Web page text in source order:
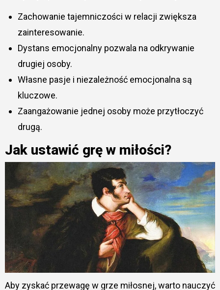
Zachowanie tajemniczości w relacji zwiększa
zainteresowanie.
Dystans emocjonalny pozwala na odkrywanie
drugiej osoby.
Własne pasje i niezależność emocjonalna są
kluczowe.
Zaangażowanie jednej osoby może przytłoczyć
drugą.
Jak ustawić grę w miłości?
Aby zyskać przewagę w grze miłosnej, warto nauczyć